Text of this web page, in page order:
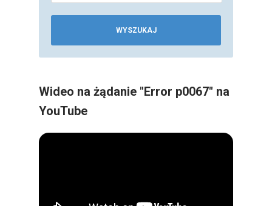
WYSZUKAJ
Wideo na żądanie "Error p0067" na
YouTube